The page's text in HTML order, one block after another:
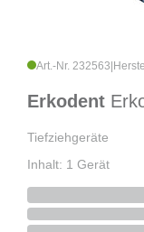
Art.-Nr. 232563
Erkodent
Tiefziehgeräte
Inhalt: 1 Gerät